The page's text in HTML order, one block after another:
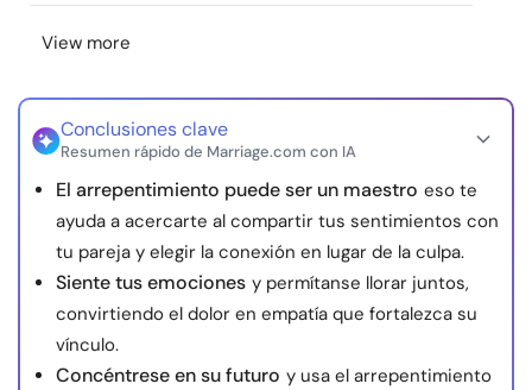
View more
Conclusiones clave
Resumen rápido de Marriage.com con IA
El arrepentimiento puede ser un maestro eso te
ayuda a acercarte al compartir tus sentimientos con
tu pareja y elegir la conexión en lugar de la culpa.
Siente tus emociones y permítanse llorar juntos,
convirtiendo el dolor en empatía que fortalezca su
vínculo.
Concéntrese en su futuro y usa el arrepentimiento